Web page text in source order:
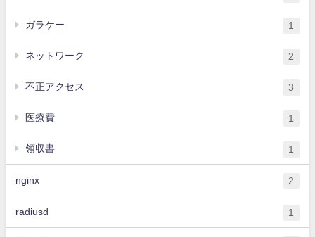
ガラケー 1
ネットワーク 2
不正アクセス 3
医療費 1
領収書 1
nginx 2
radiusd 1